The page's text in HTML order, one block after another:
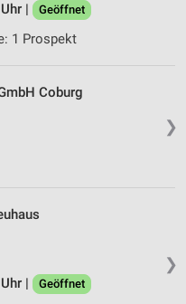
|
Geöffnet
1 Prospekt
❯
Coburg
❯
|
Geöffnet